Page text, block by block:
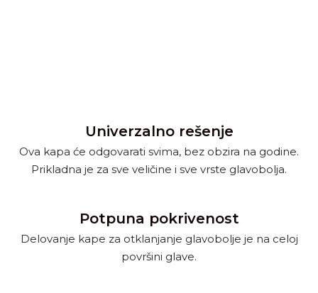
Univerzalno rešenje
Ova kapa će odgovarati svima, bez obzira na godine.
Prikladna je za sve veličine i sve vrste glavobolja.
Potpuna pokrivenost
Delovanje kape za otklanjanje glavobolje je na celoj
površini glave.